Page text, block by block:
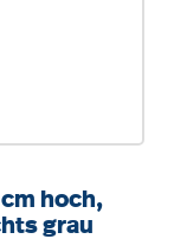
hoch,
grau